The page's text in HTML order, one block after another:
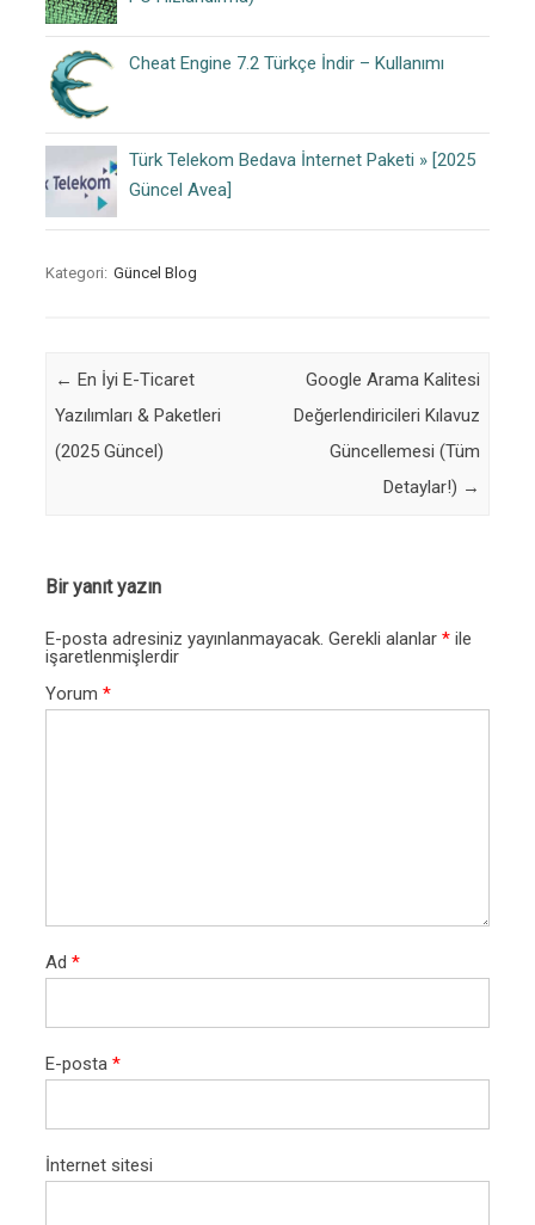
Cheat Engine 7.2 Türkçe İndir – Kullanımı
Türk Telekom Bedava İnternet Paketi » [2025
Güncel Avea]
Kategori: Güncel Blog
Post navigation
← En İyi E-Ticaret
Yazılımları & Paketleri
(2025 Güncel)
Google Arama Kalitesi
Değerlendiricileri Kılavuz
Güncellemesi (Tüm
Detaylar!) →
Bir yanıt yazın
E-posta adresiniz yayınlanmayacak. Gerekli alanlar * ile
işaretlenmişlerdir
Yorum *
Ad *
E-posta *
İnternet sitesi